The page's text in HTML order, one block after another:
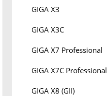
GIGA X3
GIGA X3C
GIGA X7 Professional
GIGA X7C Professional
GIGA X8 (GII)